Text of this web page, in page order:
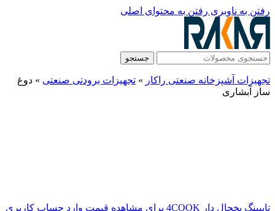
رفتن به ناوبری رفتن به محتوای اصلی
جستجو
تجهیزات آشپزخانه صنعتی راکار » تجهیزات برودتی صنعتی » دوغ
ساز آبشاری
تایپینگ یخچال دار 4COOK
برای مشاهده قیمت وارد حساب کاربری